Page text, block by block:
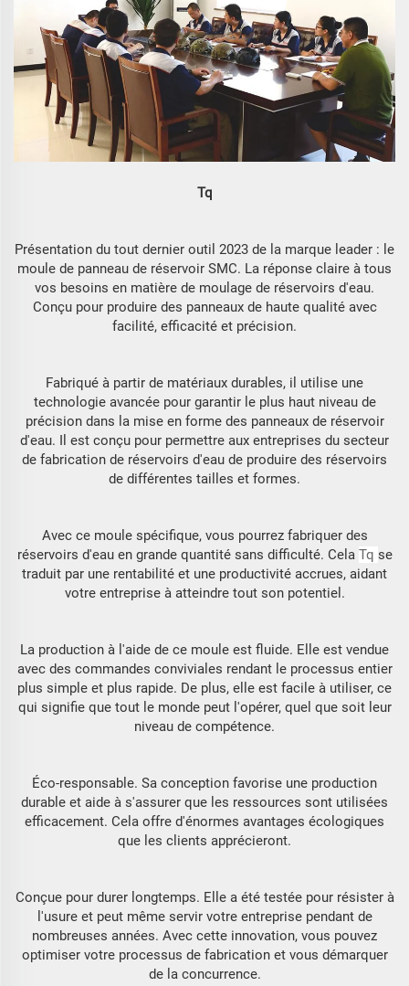
Tq
Présentation du tout dernier outil 2023 de la marque leader : le
moule de panneau de réservoir SMC. La réponse claire à tous
vos besoins en matière de moulage de réservoirs d'eau.
Conçu pour produire des panneaux de haute qualité avec
facilité, efficacité et précision.
Fabriqué à partir de matériaux durables, il utilise une
technologie avancée pour garantir le plus haut niveau de
précision dans la mise en forme des panneaux de réservoir
d'eau. Il est conçu pour permettre aux entreprises du secteur
de fabrication de réservoirs d'eau de produire des réservoirs
de différentes tailles et formes.
Avec ce moule spécifique, vous pourrez fabriquer des
réservoirs d'eau en grande quantité sans difficulté. Cela Tq se
traduit par une rentabilité et une productivité accrues, aidant
votre entreprise à atteindre tout son potentiel.
La production à l'aide de ce moule est fluide. Elle est vendue
avec des commandes conviviales rendant le processus entier
plus simple et plus rapide. De plus, elle est facile à utiliser, ce
qui signifie que tout le monde peut l'opérer, quel que soit leur
niveau de compétence.
Éco-responsable. Sa conception favorise une production
durable et aide à s'assurer que les ressources sont utilisées
efficacement. Cela offre d'énormes avantages écologiques
que les clients apprécieront.
Conçue pour durer longtemps. Elle a été testée pour résister à
l'usure et peut même servir votre entreprise pendant de
nombreuses années. Avec cette innovation, vous pouvez
optimiser votre processus de fabrication et vous démarquer
de la concurrence.